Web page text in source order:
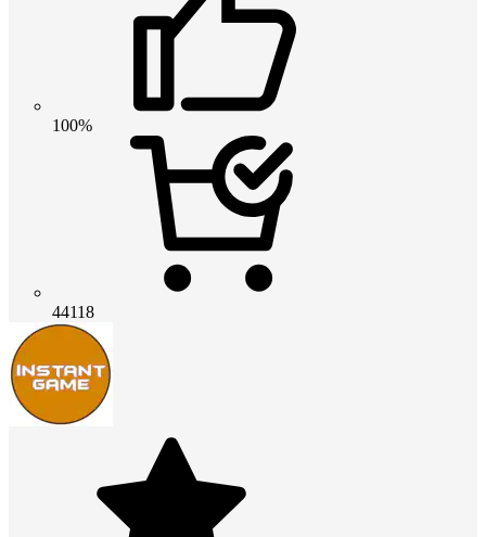
100%
44118